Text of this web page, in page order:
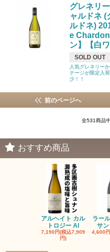
グレネリ
ャルドネ (
ルドネ)
e
ン】【白ワ
SOLD OUT
人気グレネリー
テージが限定入
少！！
前のページへ
全531商品
おすすめ商品
アルヘイト カル
トロジー Al
7,190円(税込7,909
円)
ラー
サ
4,600